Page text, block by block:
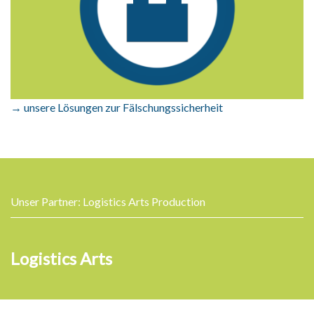
→ unsere Lösungen zur Fälschungssicherheit
Unser Partner: Logistics Arts Production
Logistics Arts